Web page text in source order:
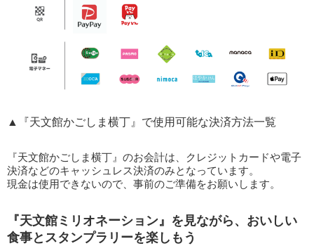
▲『天文館かごしま横丁』で使用可能な決済方法一覧
『天文館かごしま横丁』のお会計は、クレジットカードや電子
決済などのキャッシュレス決済のみとなっています。
現金は使用できないので、事前のご準備をお願いします。
『天文館ミリオネーション』を見ながら、おいしい
食事とスタンプラリーを楽しもう